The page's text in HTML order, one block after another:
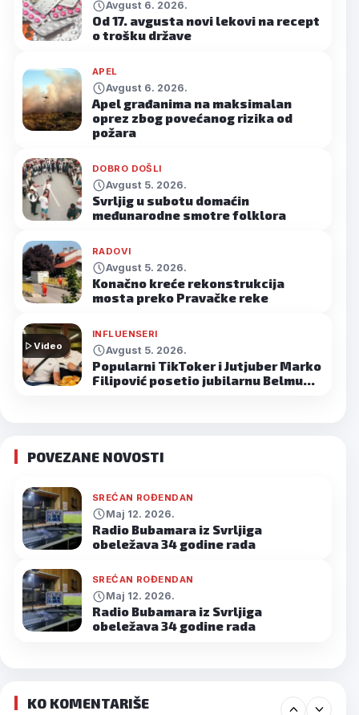
Avgust 6. 2026.
Od 17. avgusta novi lekovi na recept
o trošku države
APEL
Avgust 6. 2026.
Apel građanima na maksimalan
oprez zbog povećanog rizika od
požara
DOBRO DOŠLI
Avgust 5. 2026.
Svrljig u subotu domaćin
međunarodne smotre folklora
RADOVI
Avgust 5. 2026.
Konačno kreće rekonstrukcija
mosta preko Pravačke reke
Video
INFLUENSERI
Avgust 5. 2026.
Popularni TikToker i Jutjuber Marko
Filipović posetio jubilarnu Belmu…
POVEZANE NOVOSTI
SREĆAN ROĐENDAN
Maj 12. 2026.
Radio Bubamara iz Svrljiga
obeležava 34 godine rada
SREĆAN ROĐENDAN
Maj 12. 2026.
Radio Bubamara iz Svrljiga
obeležava 34 godine rada
KO KOMENTARIŠE